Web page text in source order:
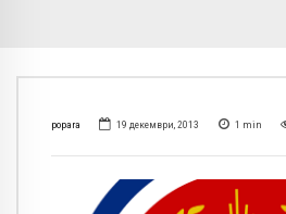
popara 19 декември, 2013 1 min